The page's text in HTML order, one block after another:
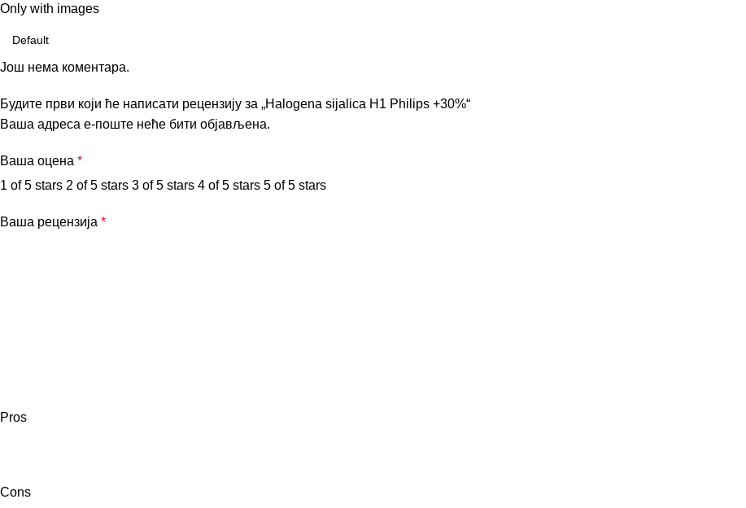
Only with images
Још нема коментара.
Будите први који ће написати рецензију за „Halogena sijalica H1 Philips +30%“
Ваша адреса е-поште неће бити објављена.
Ваша оцена *
1 of 5 stars 2 of 5 stars 3 of 5 stars 4 of 5 stars 5 of 5 stars
Ваша рецензија *
Pros
Cons